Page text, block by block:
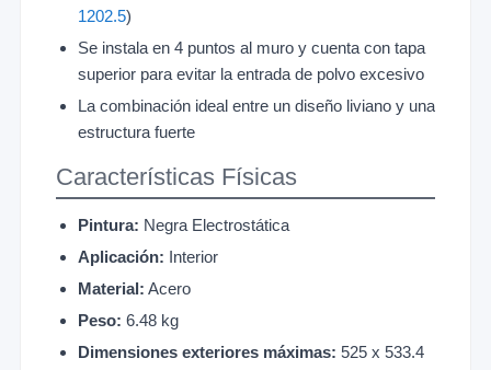
1202.5)
Se instala en 4 puntos al muro y cuenta con tapa
superior para evitar la entrada de polvo excesivo
La combinación ideal entre un diseño liviano y una
estructura fuerte
Características Físicas
Pintura: Negra Electrostática
Aplicación: Interior
Material: Acero
Peso: 6.48 kg
Dimensiones exteriores máximas: 525 x 533.4